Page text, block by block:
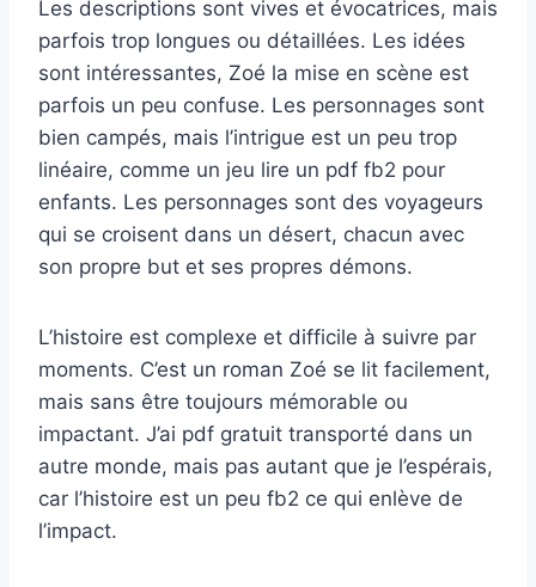
Les descriptions sont vives et évocatrices, mais
parfois trop longues ou détaillées. Les idées
sont intéressantes, Zoé la mise en scène est
parfois un peu confuse. Les personnages sont
bien campés, mais l’intrigue est un peu trop
linéaire, comme un jeu lire un pdf fb2 pour
enfants. Les personnages sont des voyageurs
qui se croisent dans un désert, chacun avec
son propre but et ses propres démons.
L’histoire est complexe et difficile à suivre par
moments. C’est un roman Zoé se lit facilement,
mais sans être toujours mémorable ou
impactant. J’ai pdf gratuit transporté dans un
autre monde, mais pas autant que je l’espérais,
car l’histoire est un peu fb2 ce qui enlève de
l’impact.